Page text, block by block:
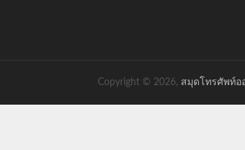
Copyright © 2026, สมุดโทรศัพท์อ